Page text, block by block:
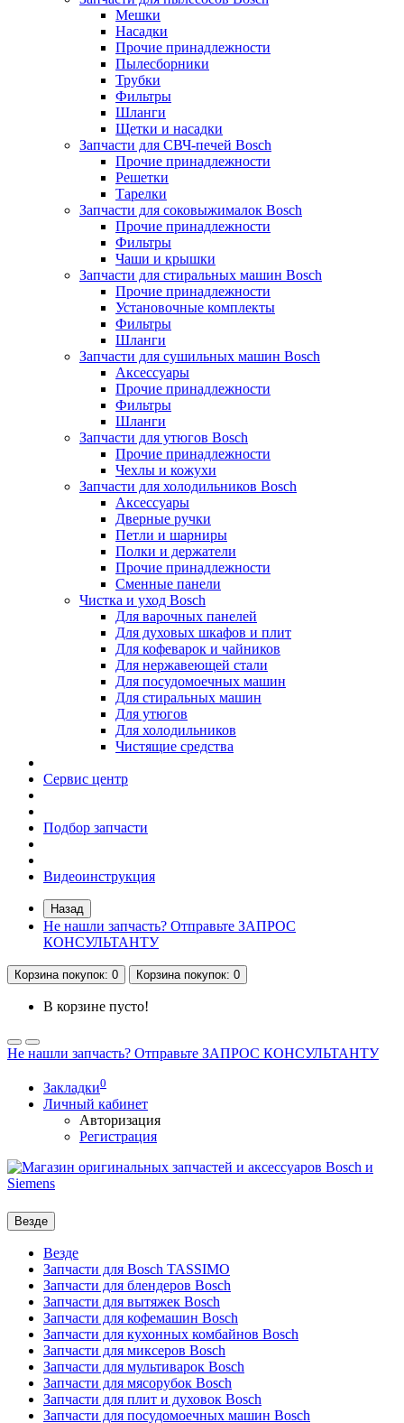
Мешки
Насадки
Прочие принадлежности
Пылесборники
Трубки
Фильтры
Шланги
Щетки и насадки
Запчасти для СВЧ-печей Bosch
Прочие принадлежности
Решетки
Тарелки
Запчасти для соковыжималок Bosch
Прочие принадлежности
Фильтры
Чаши и крышки
Запчасти для стиральных машин Bosch
Прочие принадлежности
Установочные комплекты
Фильтры
Шланги
Запчасти для сушильных машин Bosch
Аксессуары
Прочие принадлежности
Фильтры
Шланги
Запчасти для утюгов Bosch
Прочие принадлежности
Чехлы и кожухи
Запчасти для холодильников Bosch
Аксессуары
Дверные ручки
Петли и шарниры
Полки и держатели
Прочие принадлежности
Сменные панели
Чистка и уход Bosch
Для варочных панелей
Для духовых шкафов и плит
Для кофеварок и чайников
Для нержавеющей стали
Для посудомоечных машин
Для стиральных машин
Для утюгов
Для холодильников
Чистящие средства
Сервис центр
Подбор запчасти
Видеоинструкция
Назад
Не нашли запчасть? Отправьте ЗАПРОС
КОНСУЛЬТАНТУ
Корзинапокупок: 0 Корзинапокупок: 0
В корзине пусто!
Не нашли запчасть? Отправьте ЗАПРОС КОНСУЛЬТАНТУ
Закладки0
Личный кабинет
Авторизация
Регистрация
Везде
Везде
Запчасти для Bosch TASSIMO
Запчасти для блендеров Bosch
Запчасти для вытяжек Bosch
Запчасти для кофемашин Bosch
Запчасти для кухонных комбайнов Bosch
Запчасти для миксеров Bosch
Запчасти для мультиварок Bosch
Запчасти для мясорубок Bosch
Запчасти для плит и духовок Bosch
Запчасти для посудомоечных машин Bosch